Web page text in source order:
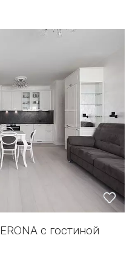
с гостиной